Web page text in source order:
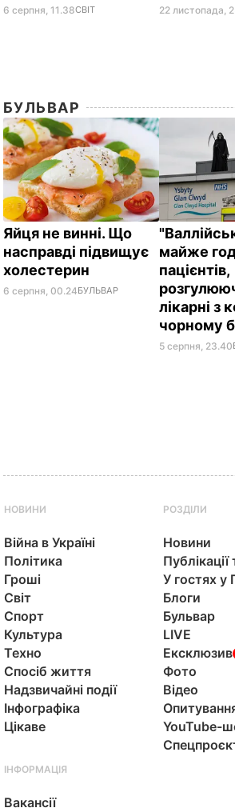
6 серпня, 11.38СВІТ 22 листопада,
БУЛЬВАР
Яйця не винні. Що
насправді підвищує
холестерин
6 серпня, 00.24БУЛЬВАР
майже
пацієнтів,
лікарні з
чорному
5 серпня, 23.40
НОВИНИ
Війна в Україні
Політика
Гроші
Світ
Спорт
Культура
Техно
Спосіб життя
Надзвичайні події
Інфографіка
Цікаве
РОЗДІЛИ
Новини
У гостях у
Блоги
Бульвар
LIVE
Ексклюзив
Фото
Відео
YouTube-
ІНФОРМАЦІЯ
Вакансії